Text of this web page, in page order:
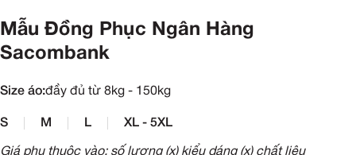
Mẫu Đồng Phục Ngân Hàng
Sacombank
Size áo:đầy đủ từ 8kg - 150kg
S M L XL - 5XL
Giá phụ thuộc vào: số lượng (x) kiểu dáng (x) chất liệu